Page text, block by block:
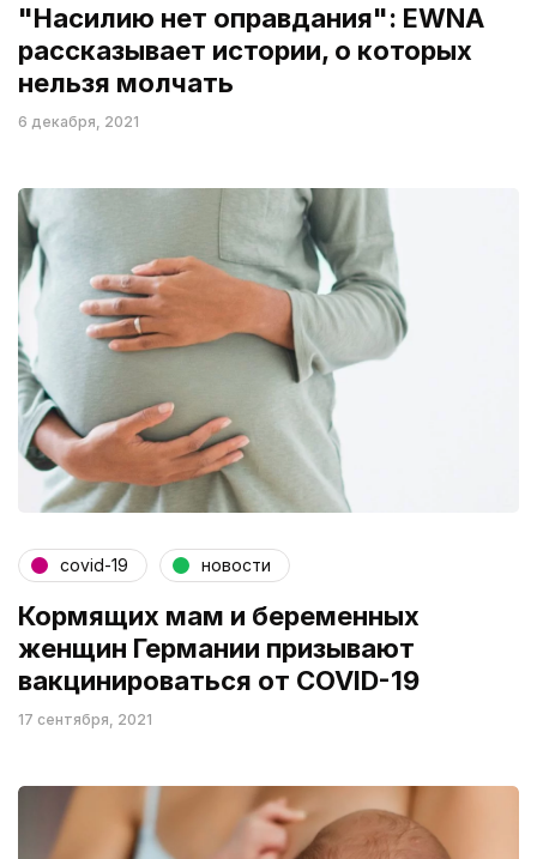
"Насилию нет оправдания": EWNA
рассказывает истории, о которых
нельзя молчать
6 декабря, 2021
covid-19 новости
Кормящих мам и беременных
женщин Германии призывают
вакцинироваться от COVID-19
17 сентября, 2021